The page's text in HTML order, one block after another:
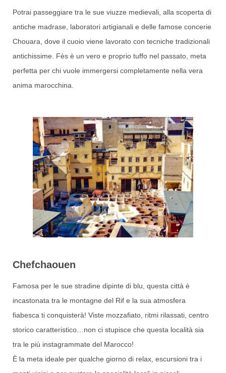
Potrai passeggiare tra le sue viuzze medievali, alla scoperta di
antiche madrase, laboratori artigianali e delle famose concerie
Chouara, dove il cuoio viene lavorato con tecniche tradizionali
antichissime. Fès è un vero e proprio tuffo nel passato, meta
perfetta per chi vuole immergersi completamente nella vera
anima marocchina.
Chefchaouen
Famosa per le sue stradine dipinte di blu, questa città è
incastonata tra le montagne del Rif e la sua atmosfera
fiabesca ti conquisterà! Viste mozzafiato, ritmi rilassati, centro
storico caratteristico…non ci stupisce che questa località sia
tra le più instagrammate del Marocco!
È la meta ideale per qualche giorno di relax, escursioni tra i